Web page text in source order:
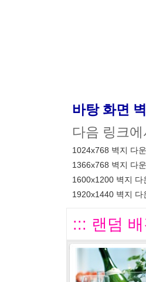
바탕 화면
다음 링크
1024x768 벽지 다
1366x768 벽지 다
1600x1200 벽지 다
1920x1440 벽지 다
::: 랜덤